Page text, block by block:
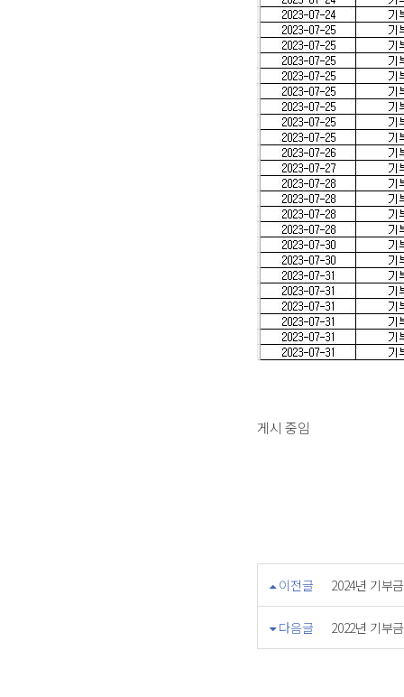
게시 중임
이전글 2024년 기부
다음글 2022년 기부